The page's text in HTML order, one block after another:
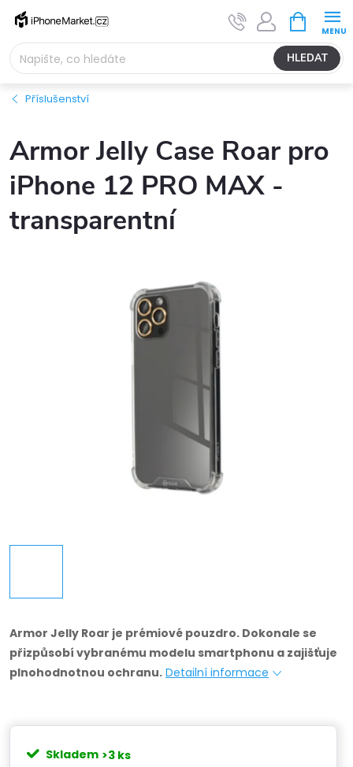
Přejít
obsah
HLEDAT
NÁKUPNÍ
KOŠÍK
Příslušenství
Armor Jelly Case Roar pro
iPhone 12 PRO MAX -
transparentní
Armor Jelly Roar je prémiové pouzdro. Dokonale se
přizpůsobí vybranému modelu smartphonu a zajišťuje
plnohodnotnou ochranu. Detailní informace
Skladem >3 ks